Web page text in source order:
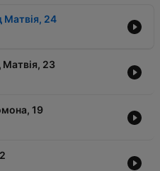
Матвія, 24
Матвія, 23
19